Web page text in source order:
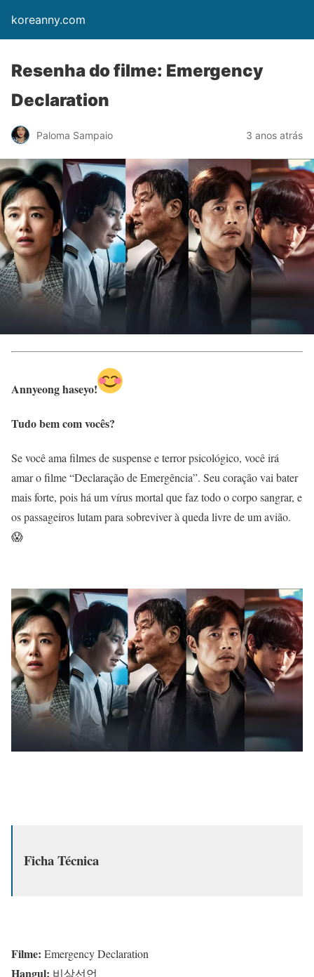
koreanny.com
Resenha do filme: Emergency
Declaration
Paloma Sampaio 3 anos atrás
Annyeong haseyo!
Tudo bem com vocês?
Se você ama filmes de suspense e terror psicológico, você irá
amar o filme “Declaração de Emergência”. Seu coração vai bater
mais forte, pois há um vírus mortal que faz todo o corpo sangrar, e
os passageiros lutam para sobreviver à queda livre de um avião.
😱
Ficha Técnica
Filme: Emergency Declaration
Hangul: 비상선언